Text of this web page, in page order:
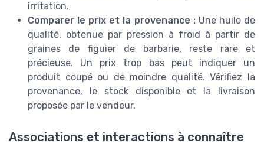
irritation.
Comparer le prix et la provenance :Une huile de
qualité, obtenue par pression à froid à partir de
graines de figuier de barbarie, reste rare et
précieuse. Un prix trop bas peut indiquer un
produit coupé ou de moindre qualité. Vérifiez la
provenance, le stock disponible et la livraison
proposée par le vendeur.
Associations et interactions à connaître